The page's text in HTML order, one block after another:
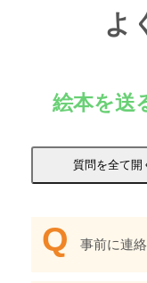
よ
絵本を送
事前に連